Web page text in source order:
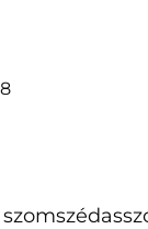
csillagok